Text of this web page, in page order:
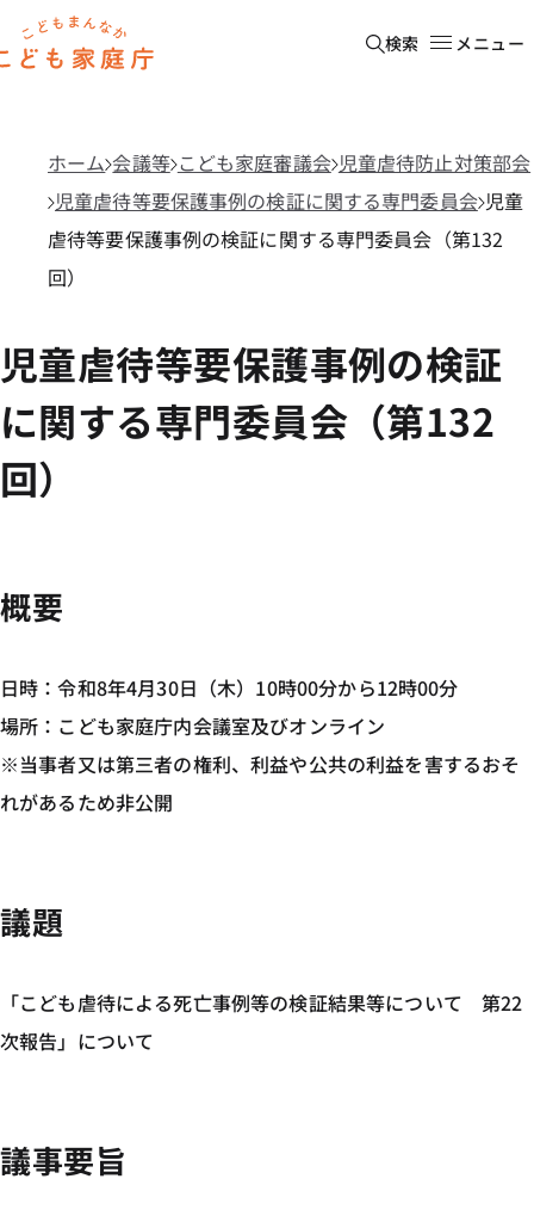
本文へ移動
検索 メニュー
ホーム 会議等 こども家庭審議会 児童虐待防止対策部会
児童虐待等要保護事例の検証に関する専門委員会 児童
虐待等要保護事例の検証に関する専門委員会（第132
回）
児童虐待等要保護事例の検証
に関する専門委員会（第132
回）
概要
日時：令和8年4月30日（木）10時00分から12時00分
場所：こども家庭庁内会議室及びオンライン
※当事者又は第三者の権利、利益や公共の利益を害するおそ
れがあるため非公開
議題
「こども虐待による死亡事例等の検証結果等について 第22
次報告」について
議事要旨